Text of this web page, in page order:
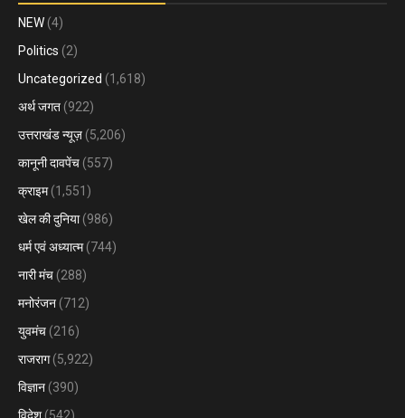
NEW (4)
Politics (2)
Uncategorized (1,618)
अर्थ जगत (922)
उत्तराखंड न्यूज़ (5,206)
कानूनी दावपेंच (557)
क्राइम(1,551)
खेल की दुनिया(986)
धर्म एवं अध्यात्म(744)
नारी मंच (288)
मनोरंजन (712)
युवमंच (216)
राजराग(5,922)
विज्ञान (390)